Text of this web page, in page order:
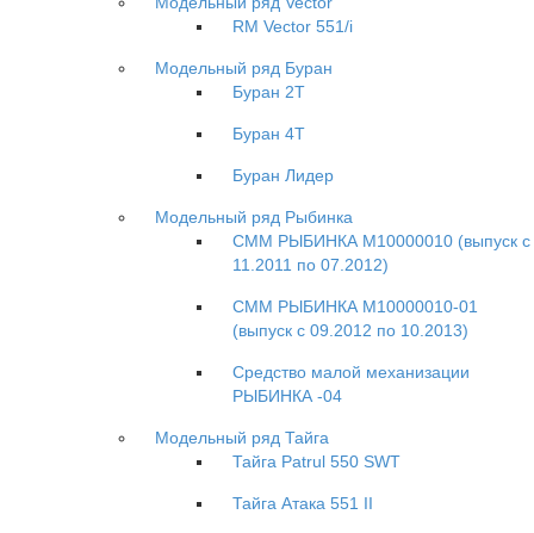
RM Vector 551/i
Модельный ряд Буран
Буран 2Т
Буран 4Т
Буран Лидер
Модельный ряд Рыбинка
СММ РЫБИНКА M10000010 (выпуск с
11.2011 по 07.2012)
СММ РЫБИНКА M10000010-01
(выпуск с 09.2012 по 10.2013)
Средство малой механизации
РЫБИНКА -04
Модельный ряд Тайга
Тайга Patrul 550 SWT
Тайга Атака 551 II